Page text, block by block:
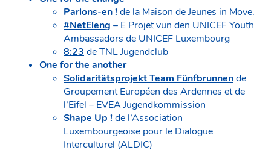
Parlons-en !de la Maison de Jeunes in Move.
#NetEleng – E Projet vun den UNICEF Youth
Ambassadors de UNICEF Luxembourg
8:23 de TNL Jugendclub
One for the another
Solidaritätsprojekt Team Fünfbrunnende
Groupement Européen des Ardennes et de
l’Eifel – EVEA Jugendkommission
Shape Up !de l’Association
Luxembourgeoise pour le Dialogue
Interculturel (ALDIC)